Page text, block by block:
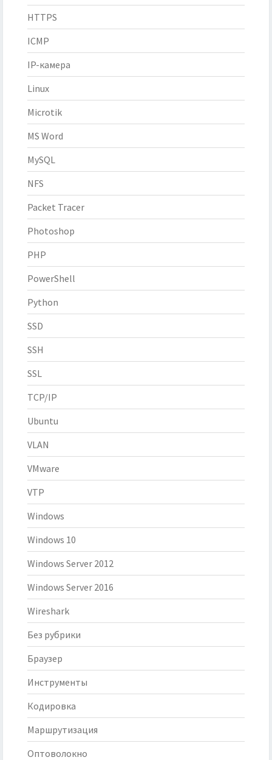
HTTPS
ICMP
IP-камера
Linux
Microtik
MS Word
MySQL
NFS
Packet Tracer
Photoshop
PHP
PowerShell
Python
SSD
SSH
SSL
TCP/IP
Ubuntu
VLAN
VMware
VTP
Windows
Windows 10
Windows Server 2012
Windows Server 2016
Wireshark
Без рубрики
Браузер
Инструменты
Кодировка
Маршрутизация
Оптоволокно